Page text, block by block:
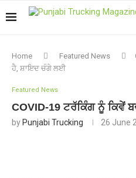
Home Featured News
ਹੈ, ਸ਼ਾਇਦ ਚੰਗੇ ਲਈ
Featured News
COVID-19 ਟਰੱਕਿੰਗ ਨੂੰ ਕਿਵੇਂ
by Punjabi Trucking 26 June